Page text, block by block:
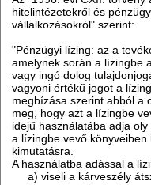
hitelintézetekről és
vállalkozásokról" szerint:
"Pénzügyi lízing: az a
amelynek során a lízingbe
vagy ingó dolog
vagyoni értékű jogot a
megbízása szerint abból a
meg, hogy azt a lízingbe
idejű használatába adja
a lízingbe vevő könyveiben
kimutatásra.
A használatba adással a
a) viseli a kárveszély